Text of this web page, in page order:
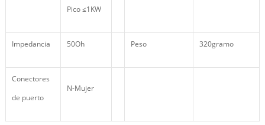
Pico ≤1KW
Impedancia 50Oh Peso 320gramo
Conectores
de puerto
N-Mujer